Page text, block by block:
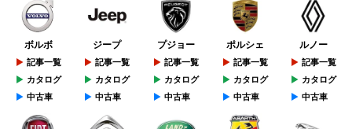
ボルボ
記事一覧
カタログ
中古車
ジープ
記事一覧
カタログ
中古車
プジョー
記事一覧
カタログ
中古車
ポルシェ
記事一覧
カタログ
中古車
ルノー
記事一覧
カタログ
中古車